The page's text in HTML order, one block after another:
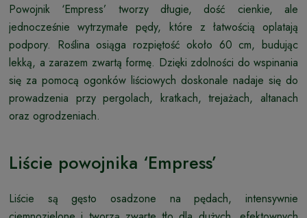
Powojnik ‘Empress’ tworzy długie, dość cienkie, ale
jednocześnie wytrzymałe pędy, które z łatwością oplatają
podpory. Roślina osiąga rozpiętość około 60 cm, budując
lekką, a zarazem zwartą formę. Dzięki zdolności do wspinania
się za pomocą ogonków liściowych doskonale nadaje się do
prowadzenia przy pergolach, kratkach, trejażach, altanach
oraz ogrodzeniach.
Liście powojnika ‘Empress’
Liście są gęsto osadzone na pędach, intensywnie